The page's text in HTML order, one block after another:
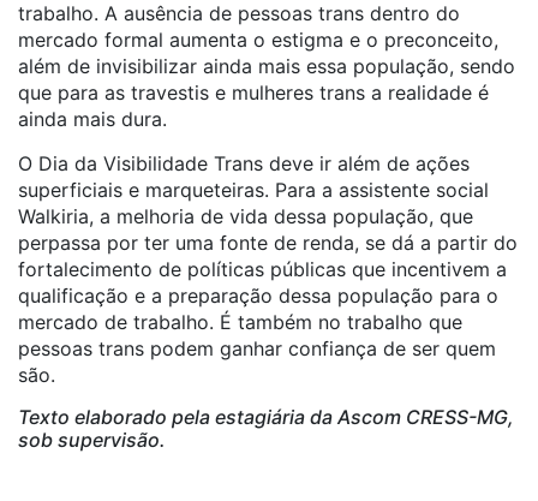
trabalho. A ausência de pessoas trans dentro do
mercado formal aumenta o estigma e o preconceito,
além de invisibilizar ainda mais essa população, sendo
que para as travestis e mulheres trans a realidade é
ainda mais dura.
O Dia da Visibilidade Trans deve ir além de ações
superficiais e marqueteiras. Para a assistente social
Walkiria, a melhoria de vida dessa população, que
perpassa por ter uma fonte de renda, se dá a partir do
fortalecimento de políticas públicas que incentivem a
qualificação e a preparação dessa população para o
mercado de trabalho. É também no trabalho que
pessoas trans podem ganhar confiança de ser quem
são.
Texto elaborado pela estagiária da Ascom CRESS-MG,
sob supervisão.